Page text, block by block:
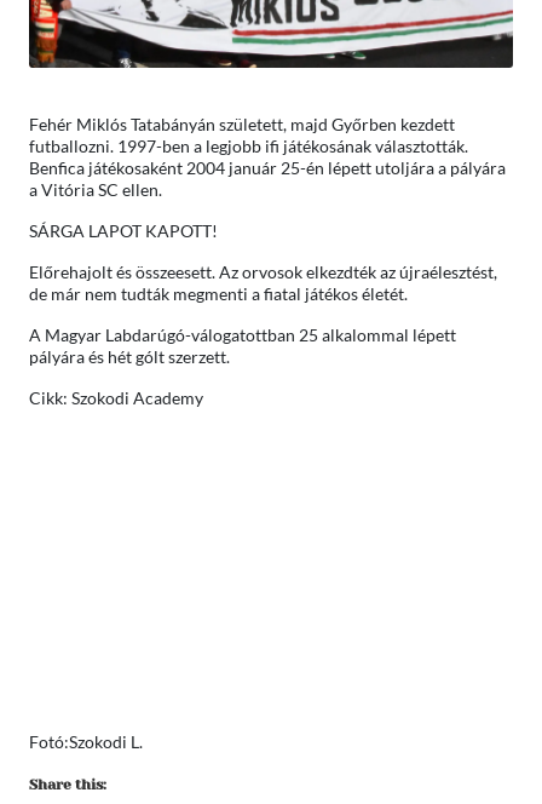
Fehér Miklós Tatabányán született, majd Győrben kezdett
futballozni. 1997-ben a legjobb ifi játékosának választották.
Benfica játékosaként 2004 január 25-én lépett utoljára a pályára
a Vitória SC ellen.
SÁRGA LAPOT KAPOTT!
Előrehajolt és összeesett. Az orvosok elkezdték az újraélesztést,
de már nem tudták megmenti a fiatal játékos életét.
A Magyar Labdarúgó-válogatottban 25 alkalommal lépett
pályára és hét gólt szerzett.
Cikk: Szokodi Academy
Fotó:Szokodi L.
Share this: